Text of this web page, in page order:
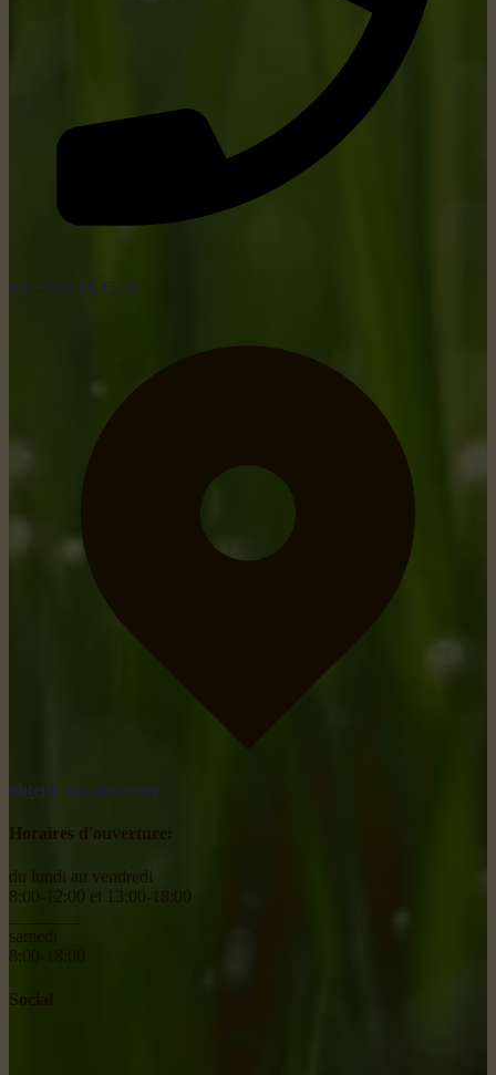
tel: +352 26 15 26
obtenir un itinéraire
Horaires d'ouverture:
du lundi au vendredi
8:00-12:00 et 13:00-18:00
samedi
8:00-18:00
Social